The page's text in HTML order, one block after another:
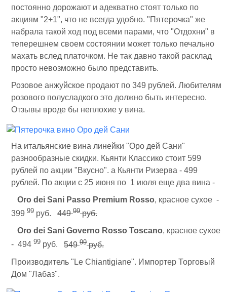
постоянно дорожают и адекватно стоят только по
акциям "2+1", что не всегда удобно. "Пятерочка" же
набрала такой ход под всеми парами, что "Отдохни" в
теперешнем своем состоянии может только печально
махать вслед платочком. Не так давно такой расклад
просто невозможно было представить.
Розовое анжуйское продают по 349 рублей. Любителям
розового полусладкого это должно быть интересно.
Отзывы вроде бы неплохие у вина.
На итальянские вина линейки "Оро дей Сани"
разнообразные скидки. Кьянти Классико стоит 599
рублей по акции "Вкусно". а Кьянти Ризерва - 499
рублей. По акции с 25 июня по 1 июля еще два вина -
Oro dei Sani Passo Premium Rosso, красное сухое -
399 99 руб. 44999руб.
Oro dei Sani Governo Rosso Toscano, красное сухое
- 494 99 руб. 54999руб.
Производитель "Le Chiantigiane". Импортер Торговый
Дом "Лабаз".